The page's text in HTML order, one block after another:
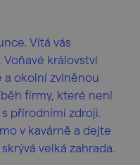
Vítá vás
Voňavé království
a okolní zvlněnou
firmy, které není
přírodními zdroji.
v kavárně a dejte
velká zahrada.